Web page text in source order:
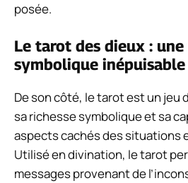
posée.
Le tarot des dieux : une
symbolique inépuisable
De son côté, le tarot est un jeu
sa richesse symbolique et sa
aspects cachés des situations
Utilisé en divination, le tarot
messages provenant de